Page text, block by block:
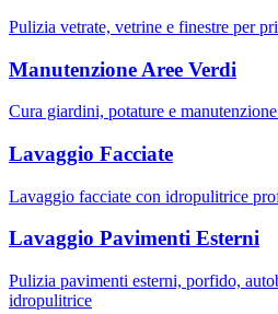
Pulizia vetrate, vetrine e finestre per
Manutenzione Aree Verdi
Cura giardini, potature e
Lavaggio Facciate
Lavaggio facciate con idropulitrice
Lavaggio Pavimenti Esterni
Pulizia pavimenti esterni, porfido,
idropulitrice